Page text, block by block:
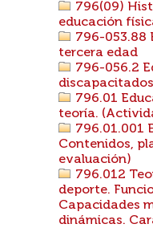
796(09)
educación
796-053.88
tercera edad
796-056.2
796.01
teoría.
796.01.001
Contenidos,
evaluación)
796.012
deporte.
Capacidades
dinámicas.